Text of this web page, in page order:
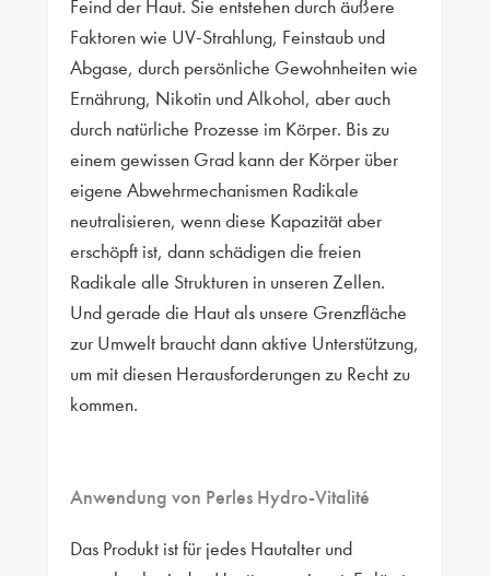
Feind der Haut. Sie entstehen durch äußere
Faktoren wie UV-Strahlung, Feinstaub und
Abgase, durch persönliche Gewohnheiten wie
Ernährung, Nikotin und Alkohol, aber auch
durch natürliche Prozesse im Körper. Bis zu
einem gewissen Grad kann der Körper über
eigene Abwehrmechanismen Radikale
neutralisieren, wenn diese Kapazität aber
erschöpft ist, dann schädigen die freien
Radikale alle Strukturen in unseren Zellen.
Und gerade die Haut als unsere Grenzfläche
zur Umwelt braucht dann aktive Unterstützung,
um mit diesen Herausforderungen zu Recht zu
kommen.
Anwendung von Perles Hydro-Vitalité
Das Produkt ist für jedes Hautalter und